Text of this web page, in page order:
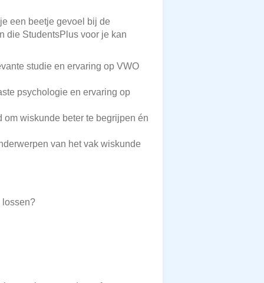
een beetje gevoel bij de
die StudentsPlus voor je kan
studie en ervaring op VWO
psychologie en ervaring op
om wiskunde beter te begrijpen én
van het vak wiskunde
lossen?